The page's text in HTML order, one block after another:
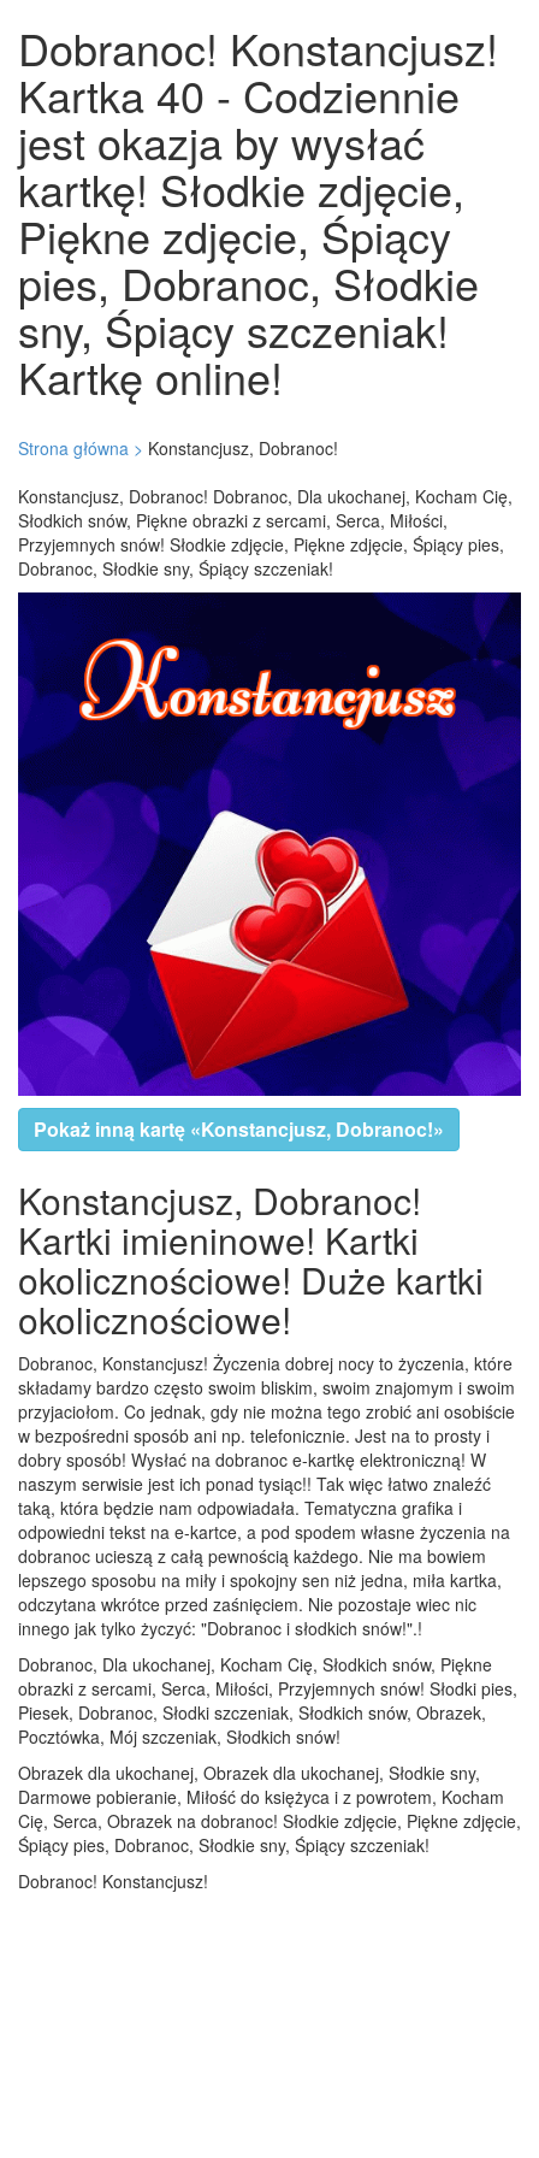
Dobranoc! Konstancjusz!
Kartka 40 - Codziennie
jest okazja by wysłać
kartkę! Słodkie zdjęcie,
Piękne zdjęcie, Śpiący
pies, Dobranoc, Słodkie
sny, Śpiący szczeniak!
Kartkę online!
Strona główna > Konstancjusz, Dobranoc!
Konstancjusz, Dobranoc! Dobranoc, Dla ukochanej, Kocham Cię,
Słodkich snów, Piękne obrazki z sercami, Serca, Miłości,
Przyjemnych snów! Słodkie zdjęcie, Piękne zdjęcie, Śpiący pies,
Dobranoc, Słodkie sny, Śpiący szczeniak!
Pokaż inną kartę «Konstancjusz, Dobranoc!»
Konstancjusz, Dobranoc!
Kartki imieninowe! Kartki
okolicznościowe! Duże kartki
okolicznościowe!
Dobranoc, Konstancjusz! Życzenia dobrej nocy to życzenia, które
składamy bardzo często swoim bliskim, swoim znajomym i swoim
przyjaciołom. Co jednak, gdy nie można tego zrobić ani osobiście
w bezpośredni sposób ani np. telefonicznie. Jest na to prosty i
dobry sposób! Wysłać na dobranoc e-kartkę elektroniczną! W
naszym serwisie jest ich ponad tysiąc!! Tak więc łatwo znaleźć
taką, która będzie nam odpowiadała. Tematyczna grafika i
odpowiedni tekst na e-kartce, a pod spodem własne życzenia na
dobranoc ucieszą z całą pewnością każdego. Nie ma bowiem
lepszego sposobu na miły i spokojny sen niż jedna, miła kartka,
odczytana wkrótce przed zaśnięciem. Nie pozostaje wiec nic
innego jak tylko życzyć: "Dobranoc i słodkich snów!".!
Dobranoc, Dla ukochanej, Kocham Cię, Słodkich snów, Piękne
obrazki z sercami, Serca, Miłości, Przyjemnych snów! Słodki pies,
Piesek, Dobranoc, Słodki szczeniak, Słodkich snów, Obrazek,
Pocztówka, Mój szczeniak, Słodkich snów!
Obrazek dla ukochanej, Obrazek dla ukochanej, Słodkie sny,
Darmowe pobieranie, Miłość do księżyca i z powrotem, Kocham
Cię, Serca, Obrazek na dobranoc! Słodkie zdjęcie, Piękne zdjęcie,
Śpiący pies, Dobranoc, Słodkie sny, Śpiący szczeniak!
Dobranoc! Konstancjusz!